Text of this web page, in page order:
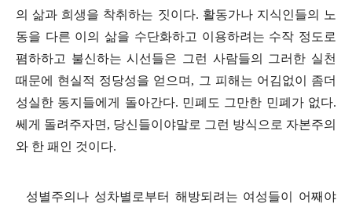
의 삶과 희생을 착취하는 짓이다. 활동가나 지식인들의 노
동을 다른 이의 삶을 수단화하고 이용하려는 수작 정도로
폄하하고 불신하는 시선들은 그런 사람들의 그러한 실천
때문에 현실적 정당성을 얻으며 , 그 피해는 어김없이 좀더
성실한 동지들에게 돌아간다. 민폐도 그만한 민폐가 없다.
쎄게 돌려주자면 , 당신들이야말로 그런 방식으로 자본주의
와 한 패인 것이다.
성별주의나 성차별로부터 해방되려는 여성들이 어째야